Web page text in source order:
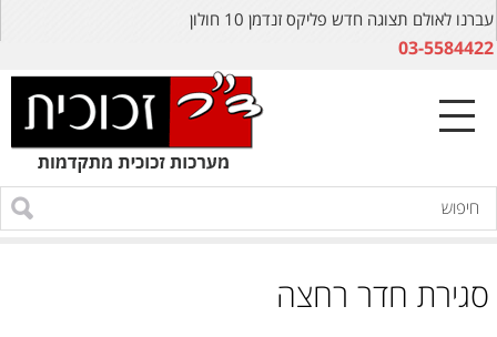
עברנו לאולם תצוגה חדש פליקס זנדמן 10 חולון
03-5584422
סגירת חדר רחצה